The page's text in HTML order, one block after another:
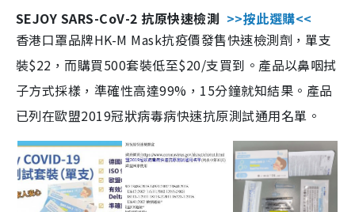
SEJOY SARS-CoV-2 抗原快速檢測 >>按此選購<<
香港口罩品牌HK-M Mask抗疫價發售快速檢測劑，單支
裝$22，而購買500套裝低至$20/支買到。產品以鼻咽拭
子方式採樣，準確性高達99%，15分鐘就知結果。產品
已列在歐盟2019冠狀病毒病快速抗原測試通用名單。